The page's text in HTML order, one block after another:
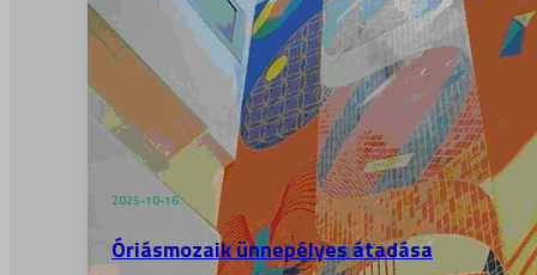
2025-10-16
Óriásmozaik ünnepélyes átadása